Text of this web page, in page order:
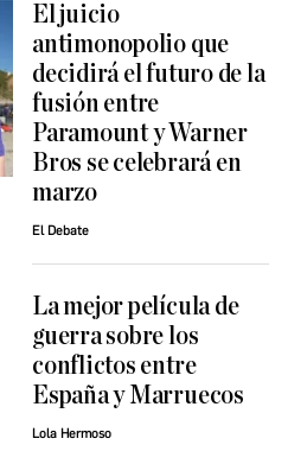
El juicio
antimonopolio que
decidirá el futuro de la
fusión entre
Paramount y Warner
Bros se celebrará en
marzo
El Debate
La mejor película de
guerra sobre los
conflictos entre
España y Marruecos
Lola Hermoso